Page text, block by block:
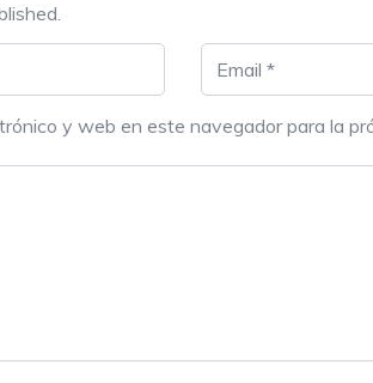
y web en este navegador para la